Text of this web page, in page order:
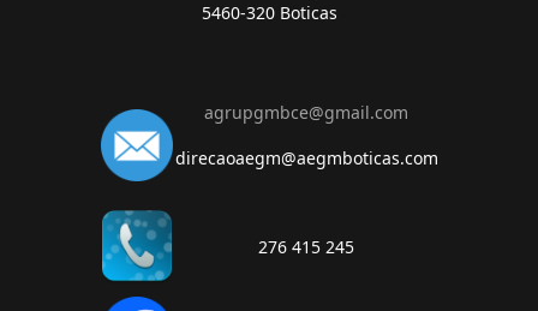
5460-320 Boticas
agrupgmbce@gmail.com
direcaoaegm@aegmboticas.com
276 415 245